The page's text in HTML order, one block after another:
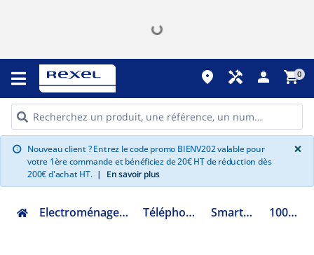
place handyman person shopping_cart0
info Nouveau client ? Entrez le code promo BIENV202 valable pour
votre 1ère commande et bénéficiez de 20€ HT de réduction dès
200€ d'achat HT. | En savoir plus
×
Electroménager multimédia et informatique Téléphone, tablette et photo Smartphone et Tablette 1001053701872